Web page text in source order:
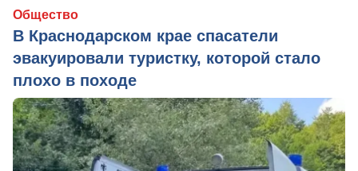
Общество
В Краснодарском крае спасатели
эвакуировали туристку, которой стало
плохо в походе